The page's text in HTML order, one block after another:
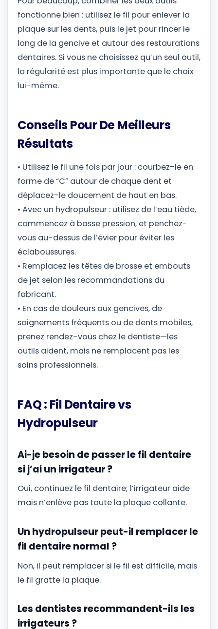
fonctionne bien : utilisez le fil pour enlever la
plaque sur les dents, puis le jet pour rincer le
long de la gencive et autour des restaurations
dentaires. Si vous ne choisissez qu’un seul outil,
la régularité est plus importante que le choix
lui-même.
Conseils Pour De Meilleurs
Résultats
• Utilisez le fil une fois par jour : courbez-le en
forme de “C” autour de chaque dent et
déplacez-le doucement de haut en bas.
• Avec un hydropulseur : utilisez de l’eau tiède,
commencez à basse pression, et penchez-
vous au-dessus de l’évier pour éviter les
éclaboussures.
• Remplacez les têtes de brosse et embouts
de jet selon les recommandations du
fabricant.
• En cas de douleurs aux gencives, de
saignements fréquents ou de dents mobiles,
prenez rendez-vous chez le dentiste—les
outils aident, mais ne remplacent pas les
soins professionnels.
FAQ : Fil Dentaire vs
Hydropulseur
Ai-je besoin de passer le fil dentaire
si j’ai un irrigateur ?
Oui, continuez le fil dentaire; l’irrigateur aide
mais n’enlève pas toute la plaque collante.
Un hydropulseur peut-il remplacer le
fil dentaire normal ?
Non, il peut remplacer si le fil est difficile, mais
le fil gratte la plaque.
Les dentistes recommandent-ils les
irrigateurs ?